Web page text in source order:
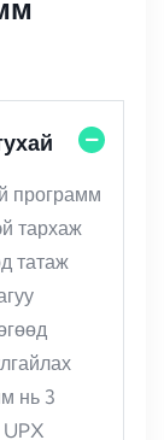
программ
тархаж
татаж
нь 3
UPX